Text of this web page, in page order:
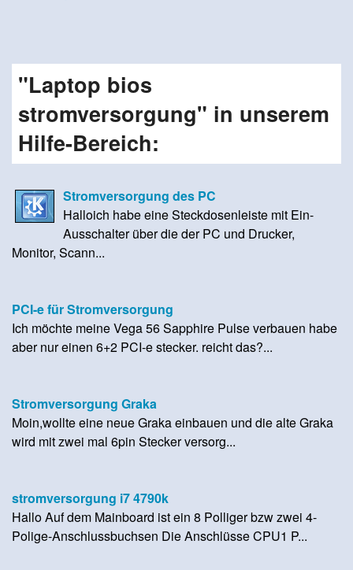
"Laptop bios
stromversorgung" in unserem
Hilfe-Bereich:
Stromversorgung des PC
Halloich habe eine Steckdosenleiste mit Ein-
Ausschalter über die der PC und Drucker,
Monitor, Scann...
PCI-e für Stromversorgung
Ich möchte meine Vega 56 Sapphire Pulse verbauen habe
aber nur einen 6+2 PCI-e stecker. reicht das?...
Stromversorgung Graka
Moin,wollte eine neue Graka einbauen und die alte Graka
wird mit zwei mal 6pin Stecker versorg...
stromversorgung i7 4790k
Hallo Auf dem Mainboard ist ein 8 Polliger bzw zwei 4-
Polige-Anschlussbuchsen Die Anschlüsse CPU1 P...